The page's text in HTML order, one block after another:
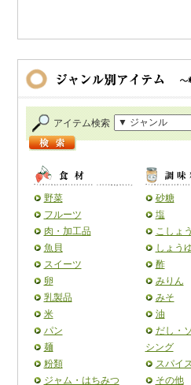
アイテム検索
野菜
フルーツ
肉・加工品
魚貝
スイーツ
卵
乳製品
米
パン
麺
粉類
ジャム・はちみつ
砂糖
塩
こしょう
しょう
酢
みりん
みそ
油
だし・
シング
スパイ
その他